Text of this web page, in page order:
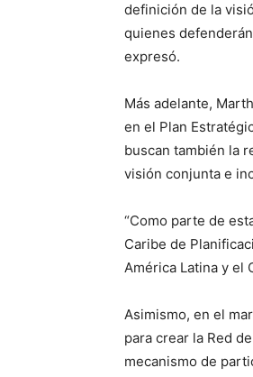
definición de la
quienes
expresó.
Más adelante,
en el Plan
buscan también la
visión conjunta e
“Como parte de
Caribe de
América Latina y el
Asimismo, en el
para crear la Red
mecanismo de